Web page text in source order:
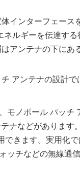
インターフェース
ルギーを伝達す
アンテナの下にあ
アンテナの設計
ノポール パッチ
ナなどがあります
できます。実用化
ッチなどの無線通